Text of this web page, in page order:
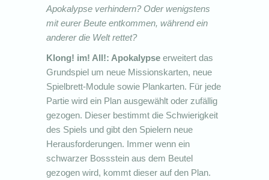
Apokalypse verhindern? Oder wenigstens
mit eurer Beute entkommen, während ein
anderer die Welt rettet?
Klong! im! All!: Apokalypse erweitert das
Grundspiel um neue Missionskarten, neue
Spielbrett-Module sowie Plankarten. Für jede
Partie wird ein Plan ausgewählt oder zufällig
gezogen. Dieser bestimmt die Schwierigkeit
des Spiels und gibt den Spielern neue
Herausforderungen. Immer wenn ein
schwarzer Bossstein aus dem Beutel
gezogen wird, kommt dieser auf den Plan.